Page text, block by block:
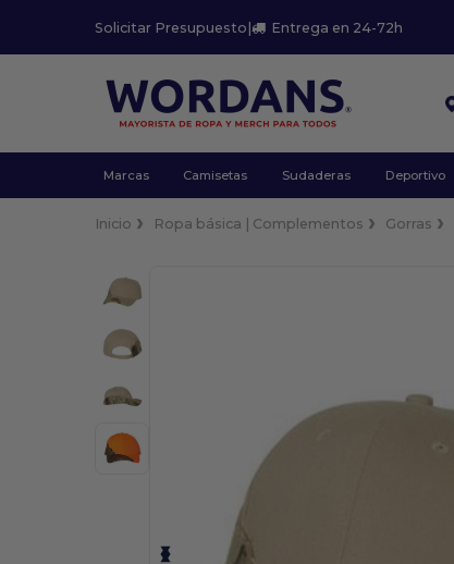
Solicitar Presupuesto | Entrega en 24-72h
Marcas Camisetas Sudaderas Deportivo
Inicio Ropa básica | Complementos Gorras